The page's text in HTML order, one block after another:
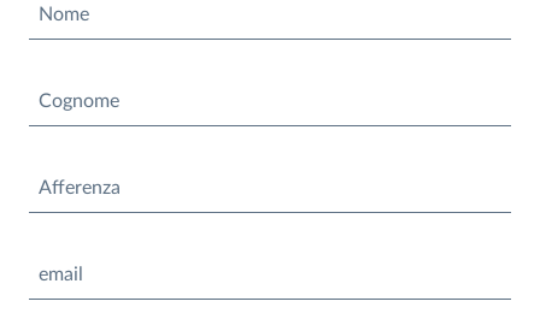
Nome
Cognome
Afferenza
email